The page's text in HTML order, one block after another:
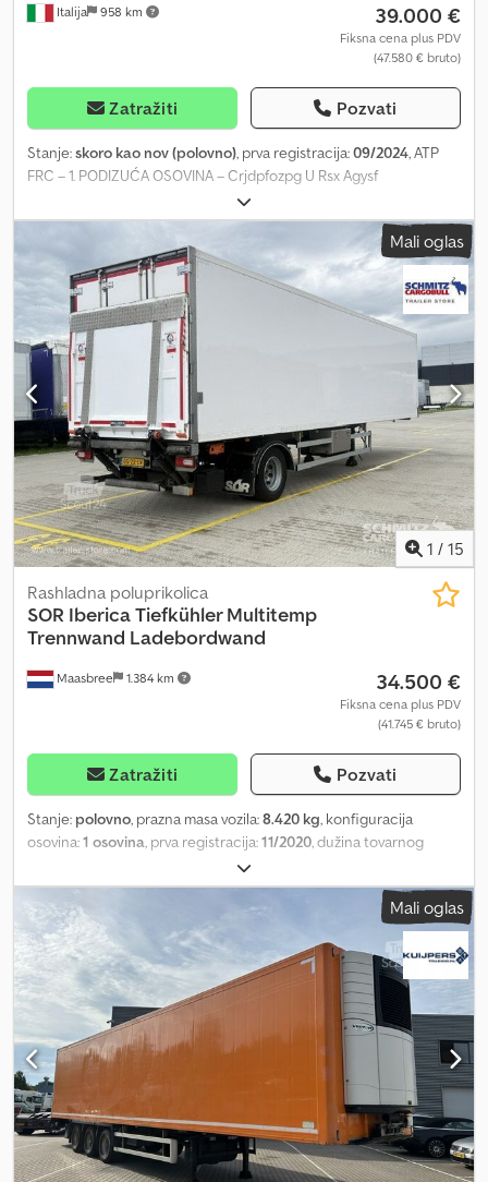
Italija 958 km 39.000 €
Fiksna cena plus PDV
(47.580 € bruto)
Zatražiti Pozvati
Stanje:skoro kao nov (polovno), prva registracija:09/2024, ATP
FRC – 1. PODIZUĆA OSOVINA – Crjdpfozpg U Rsx Agysf
Mali oglas
1 / 15
Maasbree 1.384 km
Rashladna poluprikolica
SOR IbericaTiefkühler Multitemp
Trennwand Ladebordwand
34.500 €
Fiksna cena plus PDV
(41.745 € bruto)
Zatražiti Pozvati
Stanje: polovno, prazna masa vozila:8.420 kg, konfiguracija
osovina:1 osovina , prva registracija:11/2020 , dužina tovarnog
, širina utovarnog prostora:
tovarnog prostora:2.460 mm, zapremina tovarnog prostora:68
m³
, boja: , Godina proizvodnje:2020
ABS, hidraulični
zadnji podizač
, Prazna masa: 8420 kg, tovarni prostor (D Š V):
11.100 mm x 2.500 mm x 2.460 mm, zapremina tovarnog prostora: 68
m³, zaštita protiv podlijetanja, čelična zadnja podizna platforma:
Dhollandia 2500 KG sa baterijom, elektronski kočioni sistem EBS,
kutija za alat, prisilno upravljanje, ISO pregrada bez ventilatora,
priključni utikač 1x15-polni, protivprskajući sistem, dvostruka
guma. Kompletan asortiman naših vozila možete pronaći na našem
sajtu. Želite finansiranje? Pomoću naše Value Added Service
usluge nudimo individualne mogućnosti finansiranja, Full Service i
telematičke usluge. Rado ćemo vas posavetovati. Codpfx Aezhp H
Hogyjrf
Mali oglas